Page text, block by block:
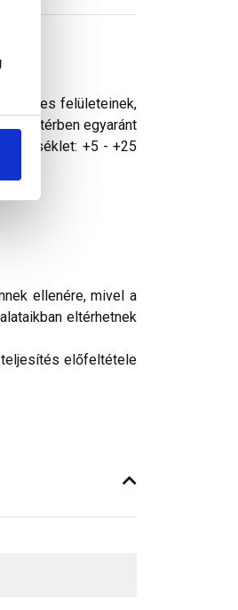
felületeinek,
kültérben egyaránt
+5 - +25
ellenére, mivel a
eltérhetnek
teljesítés előfeltétele